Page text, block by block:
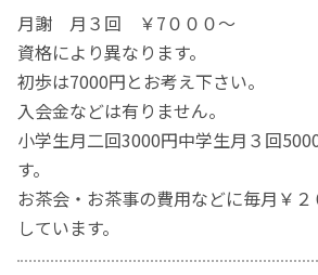
月謝 月３回 ￥7０００～
資格により異なります。
初歩は7000円とお考え下さい。
入会金などは有りません。
小学生月二回3000円中学生月３回
す。
お茶会・お茶事の費用などに毎月￥
しています。